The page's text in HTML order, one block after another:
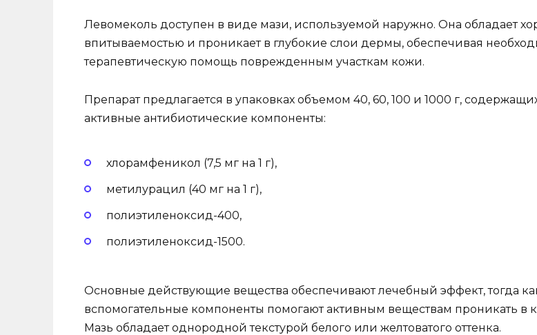
Левомеколь доступен в виде мази, используемой наружно. Она обладает
впитываемостью и проникает в глубокие слои дермы, обеспечивая
терапевтическую помощь поврежденным участкам кожи.
Препарат предлагается в упаковках объемом 40, 60, 100 и 1000 г,
активные антибиотические компоненты:
хлорамфеникол (7,5 мг на 1 г),
метилурацил (40 мг на 1 г),
полиэтиленоксид-400,
полиэтиленоксид-1500.
Основные действующие вещества обеспечивают лечебный эффект, тогда
вспомогательные компоненты помогают активным веществам проникать в
Мазь обладает однородной текстурой белого или желтоватого оттенка.